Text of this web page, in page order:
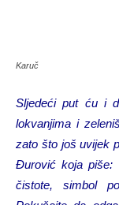
Karuč
Sljedeći put ću i
lokvanjima i
zato što još uvijek
Đurović koja
čistote, simbol